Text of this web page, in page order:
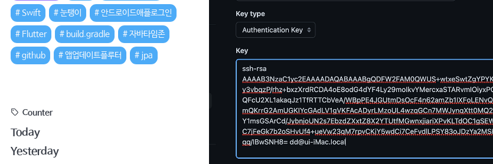
Swift 눈탱이 안드로이드애플로그인
Flutter build.gradle 자바타임존
github 앱업데이트플루터 jpa
Counter
Today
Yesterday